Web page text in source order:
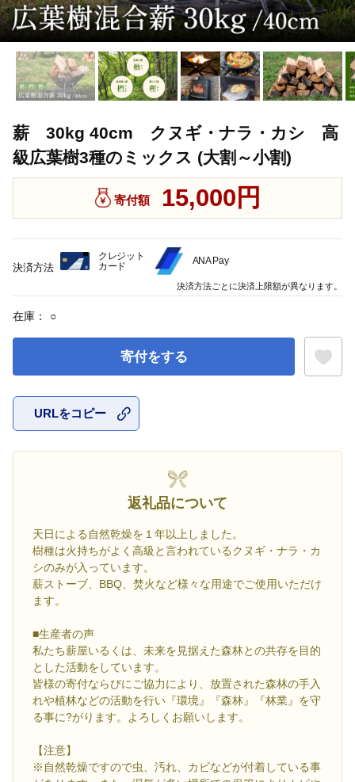
薪 30kg 40cm クヌギ・ナラ・カシ 高
級広葉樹3種のミックス (大割～小割)
寄付額 15,000円
在庫： ○
寄付をする
URLをコピー
返礼品について
天日による自然乾燥を１年以上しました。
樹種は火持ちがよく高級と言われているクヌギ・ナラ・カ
シのみが入っています。
薪ストーブ、BBQ、焚火など様々な用途でご使用いただけ
ます。
■生産者の声
私たち薪屋いるくは、未来を見据えた森林との共存を目的
とした活動をしています。
皆様の寄付ならびにご協力により、放置された森林の手入
れや植林などの活動を行い『環境』『森林』『林業』を守
る事に?がります。よろしくお願いします。
【注意】
※自然乾燥ですので虫、汚れ、カビなどが付着している事
決済方法
クレジット
カード
ANA Pay
決済方法ごとに決済上限額が異なります。